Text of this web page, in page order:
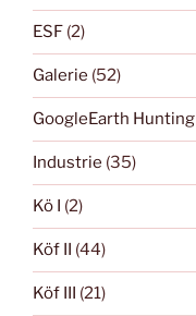
ESF (2)
Galerie (52)
GoogleEarth Hunting
Industrie (35)
Kö I (2)
Köf II (44)
Köf III (21)